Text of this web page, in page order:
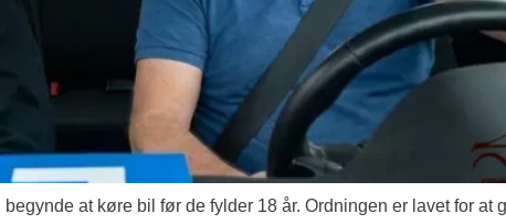
at køre bil før de fylder 18 år. Ordningen er lavet for at